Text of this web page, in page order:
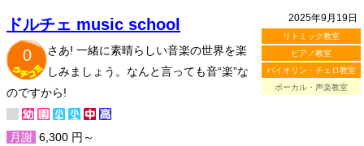
2025年9月19日
リトミック教室
ピアノ教室
バイオリン・チェロ教室
ボーカル・声楽教室
ドルチェ music school
0
さあ! 一緒に素晴らしい音楽の世界を楽
しみましょう。なんと言っても音“楽”な
のですから!
月謝 6,300 円～